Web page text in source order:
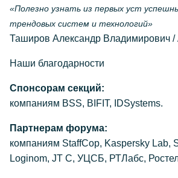
«Полезно узнать из первых уст
трендовых систем и технологий»
Таширов Александр Владимирович
Наши благодарности
Спонсорам секций:
компаниям BSS, BIFIT, IDSystems.
Партнерам форума:
компаниям StaffCop, Kaspersky Lab,
Loginom, JT C, УЦСБ, РТЛабс,